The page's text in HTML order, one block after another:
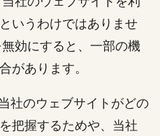
いうわけではありませ
効にすると、一部の機
があります。
社のウェブサイトがどの
把握するためや、当社